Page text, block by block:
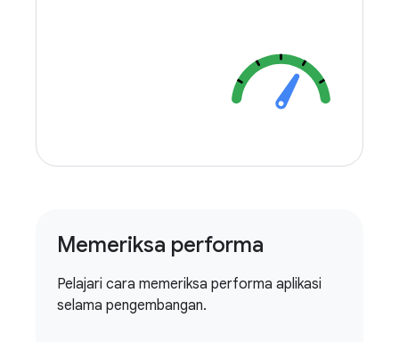
Memeriksa performa
Pelajari cara memeriksa performa aplikasi
selama pengembangan.